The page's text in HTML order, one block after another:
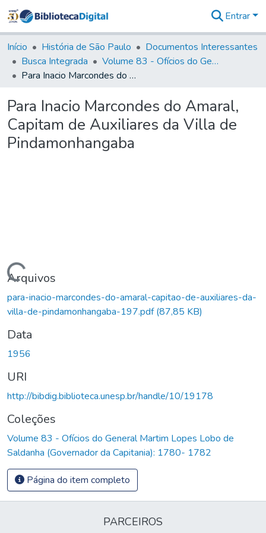
&
Coleções
Tudo na
Biblioteca
Estatísticas
Entrar
Início História de São Paulo
Documentos Interessantes
Busca Integrada
Volume 83 - Ofícios do General Martim Lopes Lobo de Saldanha (Governador da Capitania): 1780- 1782
Para Inacio Marcondes do Amaral, Capitam de Auxiliares da Villa de Pindamonhangaba
Para Inacio Marcondes do Amaral,
Capitam de Auxiliares da Villa de
Pindamonhangaba
Carregando...
Arquivos
para-inacio-marcondes-do-amaral-capitao-de-auxiliares-da-
villa-de-pindamonhangaba-197.pdf(87,85 KB)
Data
1956
URI
http://bibdig.biblioteca.unesp.br/handle/10/19178
Coleções
Volume 83 - Ofícios do General Martim Lopes Lobo de
Saldanha (Governador da Capitania): 1780- 1782
Página do item completo
PARCEIROS